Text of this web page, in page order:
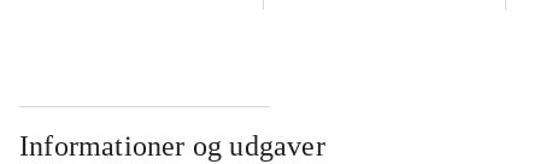
Informationer og udgaver